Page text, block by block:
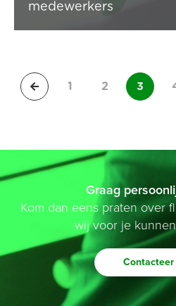
medewerkers
1 2 3
Graag
Kom dan eens praten over
wij voor je
Contacteer